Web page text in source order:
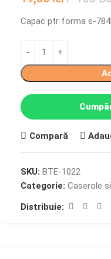
Capac ptr forma s-
Compară
SKU: BTE-1022
Categorie: Caserole
Distribuie: